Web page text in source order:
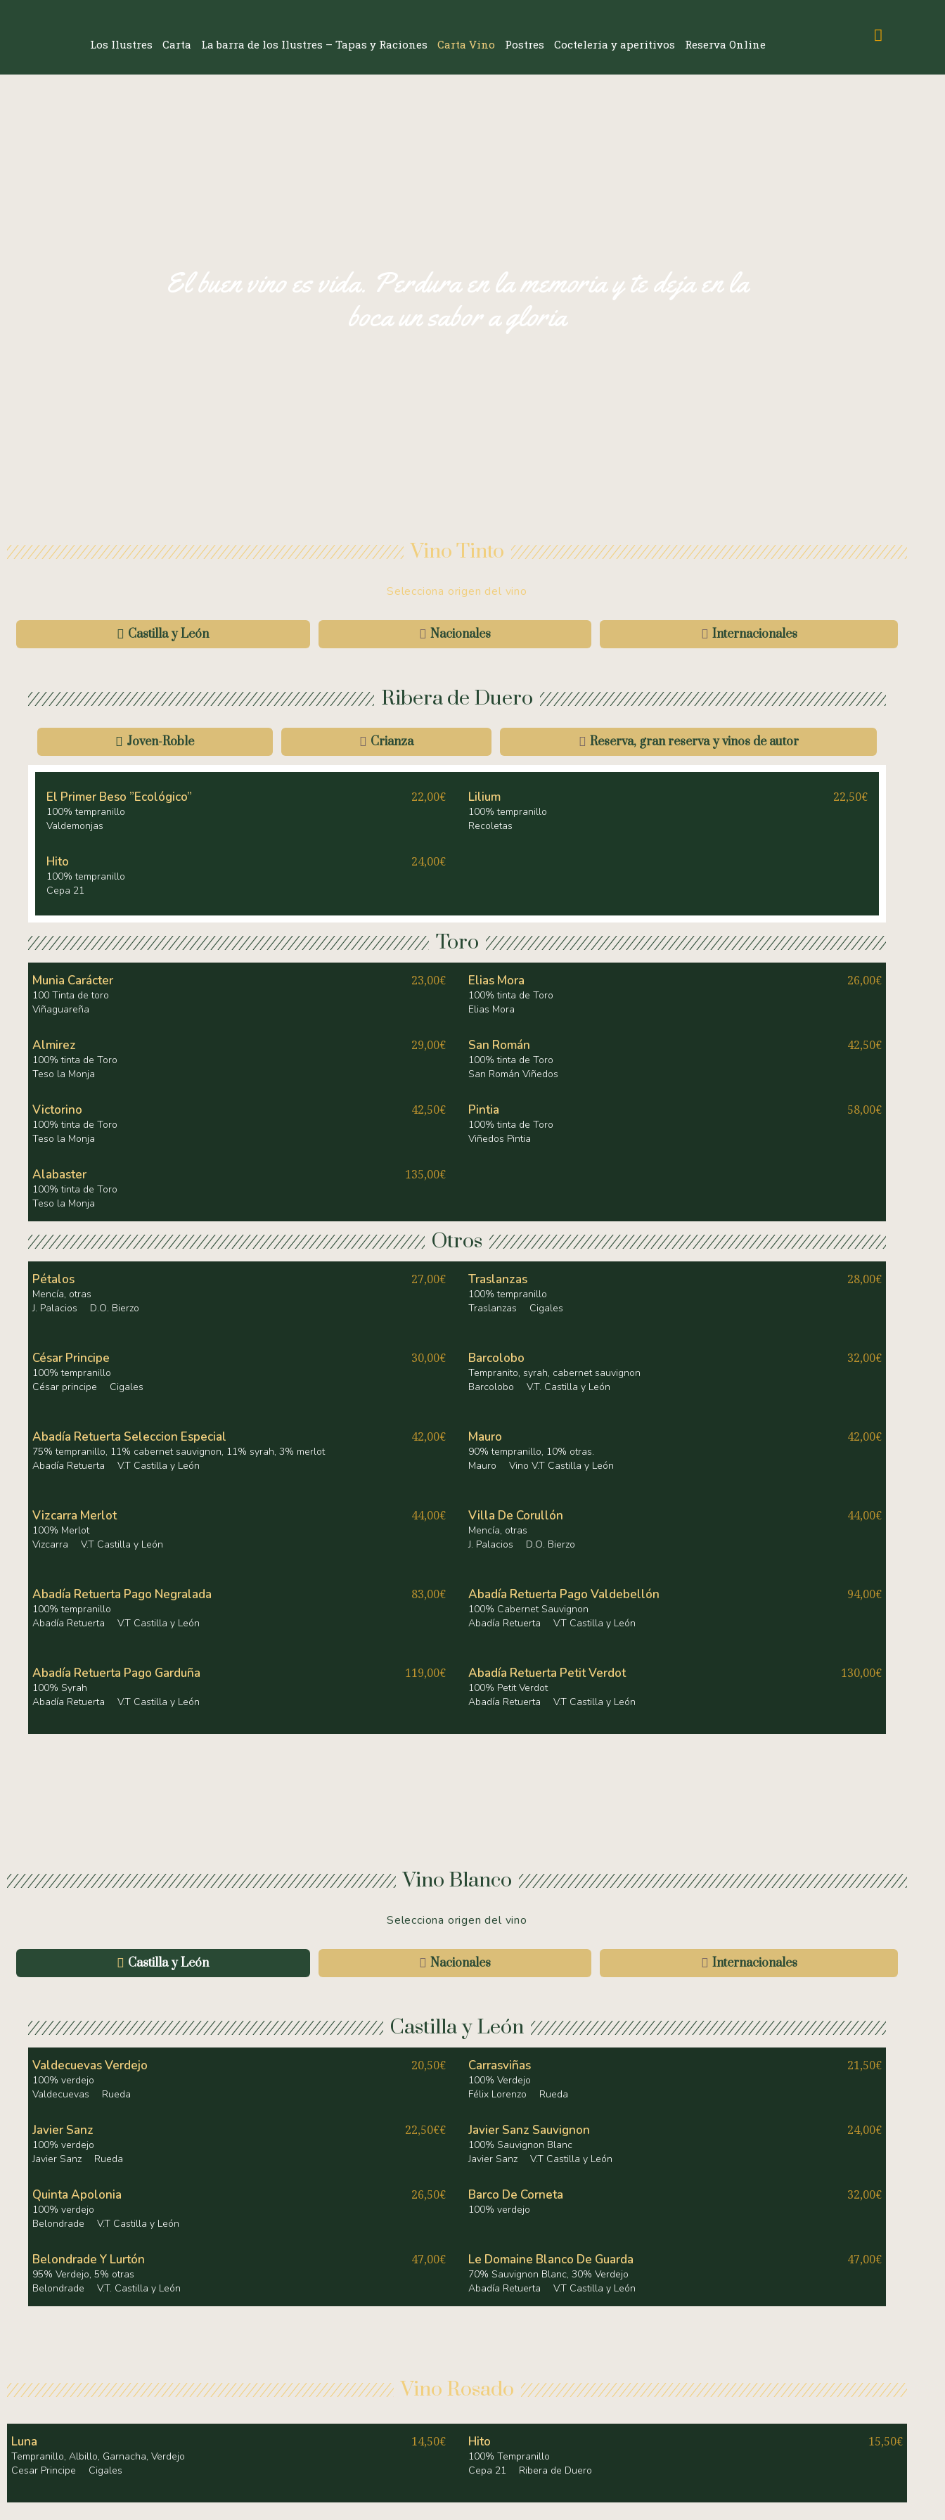
Los Ilustres Carta La barra de los Ilustres – Tapas y Raciones Carta Vino Postres Coctelería y aperitivos Reserva Online
El buen vino es vida. Perdura en la memoria y te deja en la
boca un sabor a gloria
Vino Tinto
Selecciona origen del vino
Castilla y León Nacionales Internacionales
Ribera de Duero
Joven-Roble Crianza Reserva, gran reserva y vinos de autor
El Primer Beso ”ecológico”
100% tempranillo
Valdemonjas
22,00€ Lilium
100% tempranillo
Recoletas
22,50€
Hito
100% tempranillo
Cepa 21
24,00€
Toro
Munia Carácter
100 Tinta de toro
Viñaguareña
23,00€ Elias Mora
100% tinta de Toro
Elias Mora
26,00€
Almirez
100% tinta de Toro
Teso la Monja
29,00€ San Román
100% tinta de Toro
San Román Viñedos
42,50€
Victorino
100% tinta de Toro
Teso la Monja
42,50€ Pintia
100% tinta de Toro
Viñedos Pintia
58,00€
Alabaster
100% tinta de Toro
Teso la Monja
135,00€
Otros
Pétalos
Mencía, otras
J. Palacios
D.O. Bierzo
27,00€ Traslanzas
100% tempranillo
Traslanzas
Cigales
28,00€
César Principe
100% tempranillo
César principe
Cigales
30,00€ Barcolobo
Tempranito, syrah, cabernet sauvignon
Barcolobo
V.T. Castilla y León
32,00€
Abadía Retuerta Seleccion Especial
75% tempranillo, 11% cabernet sauvignon, 11% syrah, 3% merlot
Abadía Retuerta
V.T Castilla y León
42,00€ Mauro
90% tempranillo, 10% otras.
Mauro
Vino V.T Castilla y León
42,00€
Vizcarra Merlot
100% Merlot
Vizcarra
V.T Castilla y León
44,00€ Villa De Corullón
Mencía, otras
J. Palacios
D.O. Bierzo
44,00€
Abadía Retuerta Pago Negralada
100% tempranillo
Abadía Retuerta
V.T Castilla y León
83,00€ Abadía Retuerta Pago Valdebellón
100% Cabernet Sauvignon
Abadía Retuerta
V.T Castilla y León
94,00€
Abadía Retuerta Pago Garduña
100% Syrah
Abadía Retuerta
V.T Castilla y León
119,00€ Abadía Retuerta Petit Verdot
100% Petit Verdot
Abadía Retuerta
V.T Castilla y León
130,00€
Vino Blanco
Selecciona origen del vino
Castilla y León Nacionales Internacionales
Castilla y León
Valdecuevas Verdejo
100% verdejo
Valdecuevas
Rueda
20,50€ Carrasviñas
100% Verdejo
Félix Lorenzo
Rueda
21,50€
Javier Sanz
100% verdejo
Javier Sanz
Rueda
22,50€€ Javier Sanz Sauvignon
100% Sauvignon Blanc
Javier Sanz
V.T Castilla y León
24,00€
Quinta Apolonia
100% verdejo
Belondrade
V.T Castilla y León
26,50€ Barco De Corneta
100% verdejo
32,00€
Belondrade Y Lurtón
95% Verdejo, 5% otras
Belondrade
V.T. Castilla y León
47,00€ Le Domaine Blanco De Guarda
70% Sauvignon Blanc, 30% Verdejo
Abadía Retuerta
V.T Castilla y León
47,00€
Vino Rosado
Luna
Tempranillo, Albillo, Garnacha, Verdejo
Cesar Principe
Cigales
14,50€ Hito
100% Tempranillo
Cepa 21
Ribera de Duero
15,50€